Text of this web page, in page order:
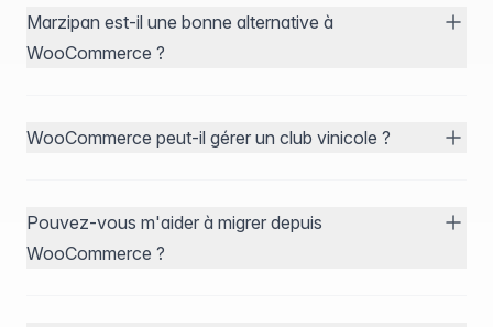
Marzipan est-il une bonne alternative à
WooCommerce ?
WooCommerce peut-il gérer un club vinicole ?
Pouvez-vous m'aider à migrer depuis
WooCommerce ?